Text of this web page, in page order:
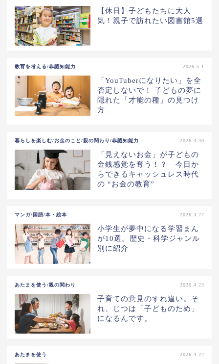
【休日】子どもたちに大人
気！親子で訪れたい図書館5選
教育を考える/非認知能力 2026.5.1
「YouTuberになりたい」を全
否定しないで！ 子どもの夢に
隠れた「才能の種」の見つけ
方
暮らしを楽しむ/お金のこと/親の関わり/非認知能力 2026.4.30
「見えないお金」が子どもの
金銭感覚を奪う！？ 今日か
らできるキャッシュレス時代
の “お金の教育”
マンガ/国語/本・絵本 2026.4.27
小学生が夢中になる学習まん
が10選。歴史・科学ジャンル
別に紹介
あたまを使う/親の関わり 2026.4.23
子育ての意見のすれ違い。そ
れ、じつは「子どものため」
になるんです。
あたまを使う 2026.4.22